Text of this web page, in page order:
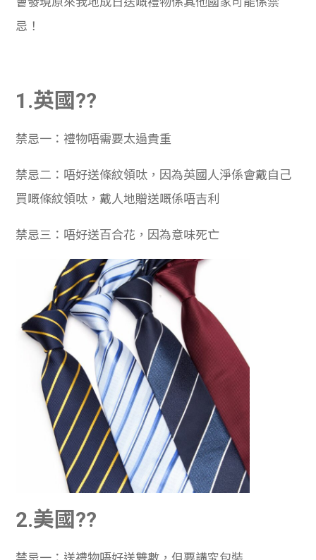
忌！
1.英國??
禁忌一：禮物唔需要太過貴重
禁忌二：唔好送條紋領呔，因為英國人淨係會戴自己
買嘅條紋領呔，戴人地贈送嘅係唔吉利
禁忌三：唔好送百合花，因為意味死亡
2.美國??